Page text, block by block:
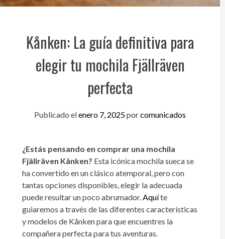
Kånken: La guía definitiva para
elegir tu mochila Fjällräven
perfecta
Publicado elenero 7, 2025porcomunicados
¿Estás pensando en comprar una mochila
Fjällräven Kånken? Esta icónica mochila sueca se
ha convertido en un clásico atemporal, pero con
tantas opciones disponibles, elegir la adecuada
puede resultar un poco abrumador.Aquíte
guiaremos a través de las diferentes características
y modelos de Kånken para que encuentres la
compañera perfecta para tus aventuras.